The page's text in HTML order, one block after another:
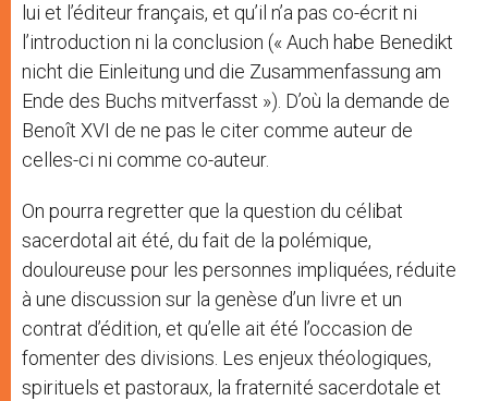
lui et l’éditeur français, et qu’il n’a pas co-écrit ni
l’introduction ni la conclusion (« Auch habe Benedikt
nicht die Einleitung und die Zusammenfassung am
Ende des Buchs mitverfasst »). D’où la demande de
Benoît XVI de ne pas le citer comme auteur de
celles-ci ni comme co-auteur.
On pourra regretter que la question du célibat
sacerdotal ait été, du fait de la polémique,
douloureuse pour les personnes impliquées, réduite
à une discussion sur la genèse d’un livre et un
contrat d’édition, et qu’elle ait été l’occasion de
fomenter des divisions. Les enjeux théologiques,
spirituels et pastoraux, la fraternité sacerdotale et